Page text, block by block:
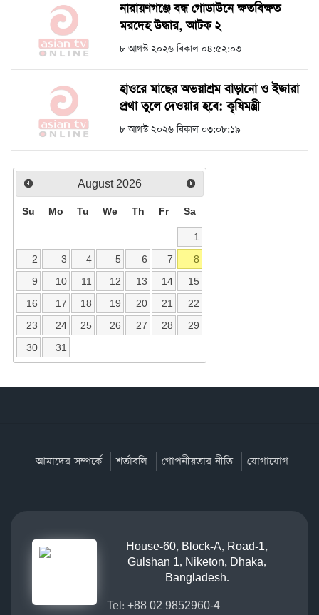
নারায়ণগঞ্জে বন্ধ গোডাউনে ক্ষতবিক্ষত
মরদেহ উদ্ধার, আটক ২
৮ আগস্ট ২০২৬ বিকাল ০৪:৫২:০৩
হাওরে মাছের অভয়াশ্রম বাড়ানো ও ইজারা
প্রথা তুলে দেওয়ার হবে: কৃষিমন্ত্রী
৮ আগস্ট ২০২৬ বিকাল ০৩:০৮:১৯
August 2026
Su Mo Tu We Th Fr Sa
1
2
3 4 5 6 7
8
9
10 11 12 13 14
15
16
17 18 19 20 21
22
23
24 25 26 27 28
29
30
31
আমাদের সম্পর্কে শর্তাবলি গোপনীয়তার নীতি যোগাযোগ
House-60, Block-A, Road-1,
Gulshan 1, Niketon, Dhaka,
Bangladesh.
Tel: +88 02 9852960-4